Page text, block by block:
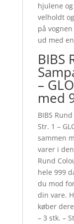
hjulene
velholdt
på
ud med
BIBS
–
med
BIBS
Str. 1 –
sammen
varer i
Rund
hele 999
du mod
din vare.
køber
– 3 stk. –